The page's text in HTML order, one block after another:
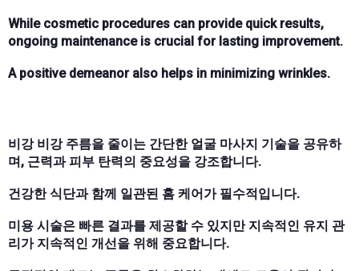
While cosmetic procedures can provide quick results,
ongoing maintenance is crucial for lasting improvement.
A positive demeanor also helps in minimizing wrinkles.
비강 비강 주름을 줄이는 간단한 얼굴 마사지 기술을 공유하
며, 근력과 피부 탄력의 중요성을 강조합니다.
건강한 식단과 함께 일관된 홈 케어가 필수적입니다.
미용 시술은 빠른 결과를 제공할 수 있지만 지속적인 유지 관
리가 지속적인 개선을 위해 중요합니다.